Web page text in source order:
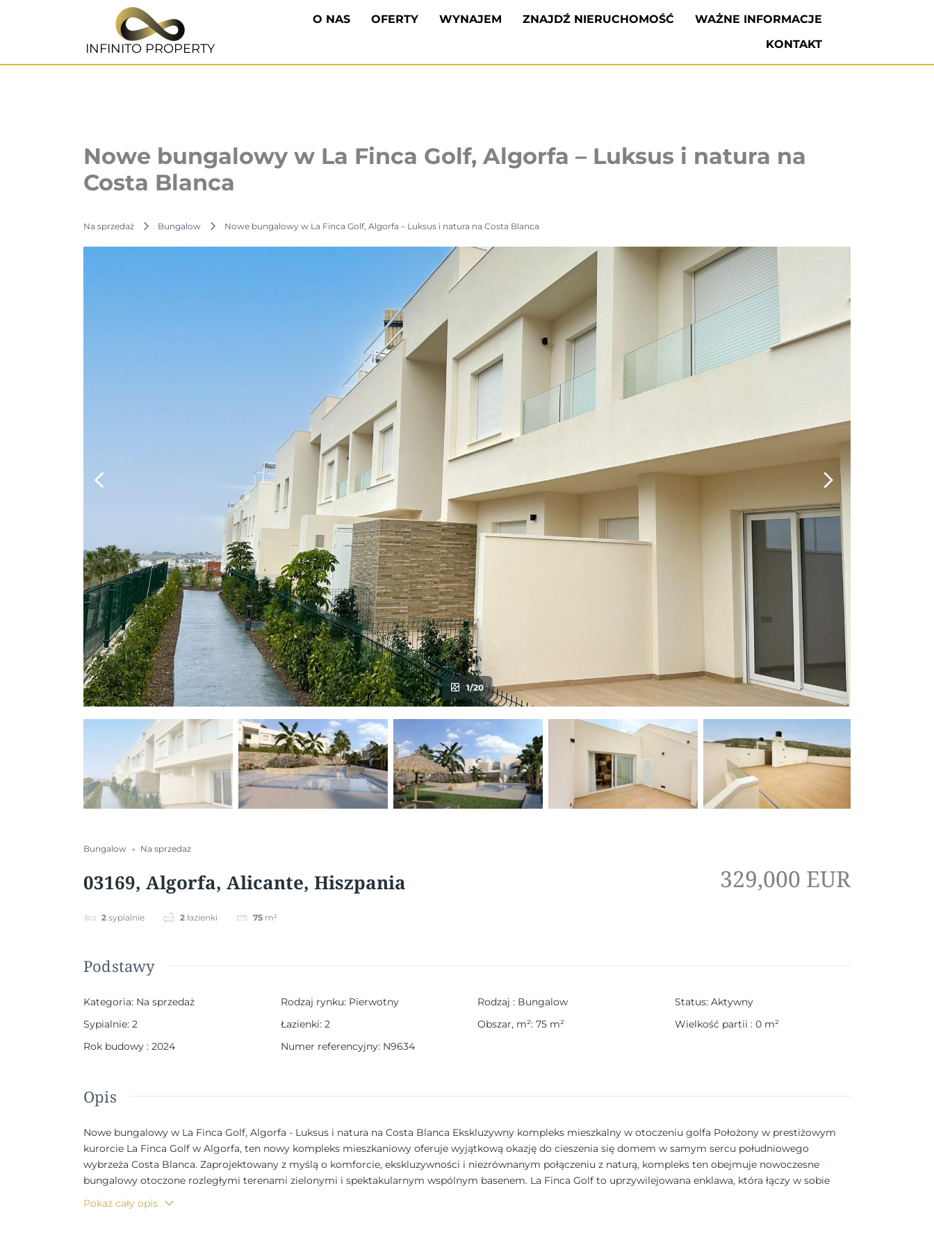
INFINITO PROPERTY
O NAS OFERTY WYNAJEM ZNAJDŹ NIERUCHOMOŚĆ
WAŻNE INFORMACJE
KONTAKT
Nowe bungalowy w La Finca Golf, Algorfa – Luksus i natura na
Costa Blanca
Na sprzedaż Bungalow Nowe bungalowy w La Finca Golf, Algorfa – Luksus i natura na Costa Blanca
1/20
Bungalow Na sprzedaż
03169, Algorfa, Alicante, Hiszpania
2 sypialnie 2 łazienki 75 m²
329,000 EUR
Podstawy
Kategoria: Na sprzedaż Rodzaj rynku: Pierwotny Rodzaj : Bungalow Status: Aktywny
Sypialnie: 2 Łazienki: 2 Obszar, m²: 75 m² Wielkość partii : 0 m²
Rok budowy : 2024 Numer referencyjny: N9634
Opis
Nowe bungalowy w La Finca Golf, Algorfa - Luksus i natura na Costa Blanca Ekskluzywny kompleks mieszkalny w otoczeniu golfa Położony w prestiżowym
kurorcie La Finca Golf w Algorfa, ten nowy kompleks mieszkaniowy oferuje wyjątkową okazję do cieszenia się domem w samym sercu południowego
wybrzeża Costa Blanca. Zaprojektowany z myślą o komforcie, ekskluzywności i niezrównanym połączeniu z naturą, kompleks ten obejmuje nowoczesne
bungalowy otoczone rozległymi terenami zielonymi i spektakularnym wspólnym basenem. La Finca Golf to uprzywilejowana enklawa, która łączy w sobie
spokój i najwyższej klasy usługi, idealna dla osób poszukujących spokojnego stylu życia z łatwym dostępem do głównych atrakcji regionu. Nowoczesny
design i opcje mieszkalne Osiedle oferuje bungalowy z 2 i 3 sypialniami, zaprojektowane w nowoczesnym stylu i z wysokiej jakości materiałów. Wszystkie
Pokaż cały opis